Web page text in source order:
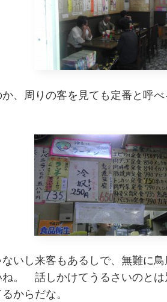
、周りの客を見ても定番と呼
いし来客もあるしで、無難に
。 話しかけてうるさいのと
からだな。